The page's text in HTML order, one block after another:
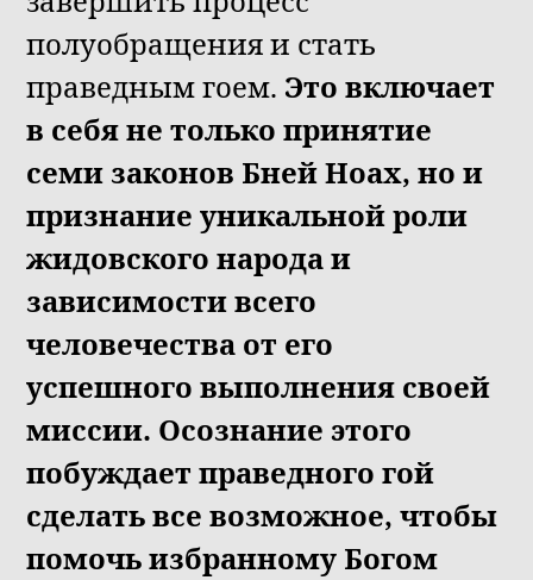
полуобращения и стать
праведным гоем. Это включает
в себя не только принятие
семи законов Бней Ноах, но и
признание уникальной роли
жидовского народа и
зависимости всего
человечества от его
успешного выполнения своей
миссии. Осознание этого
побуждает праведного гой
сделать все возможное, чтобы
помочь избранному Богом